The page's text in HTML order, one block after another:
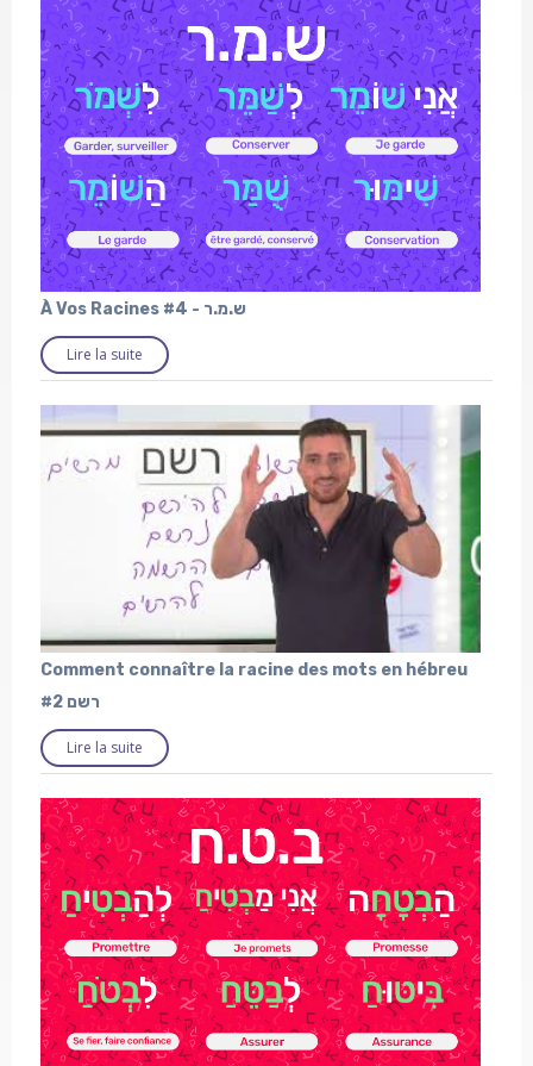
À Vos Racines #4 - ש.מ.ר
Lire la suite
Comment connaître la racine des mots en hébreu
#2 רשם
Lire la suite